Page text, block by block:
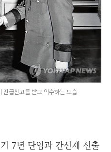
진급신고를 받고 악수하는 모습
7년 단임과 간선제 선출